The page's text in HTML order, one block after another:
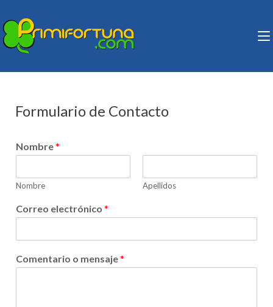
al
contenido
(presiona
Formulario de Contacto
Nombre*
Nombre Apellidos
Correo electrónico *
Comentario o mensaje*